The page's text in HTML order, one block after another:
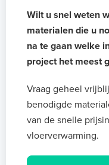
Wilt u snel weten
materialen die u
na te gaan welke
project het meest
Vraag geheel
benodigde
van de snelle
vloerverwarming.